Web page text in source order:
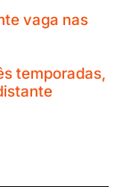
vaga nas
temporadas,